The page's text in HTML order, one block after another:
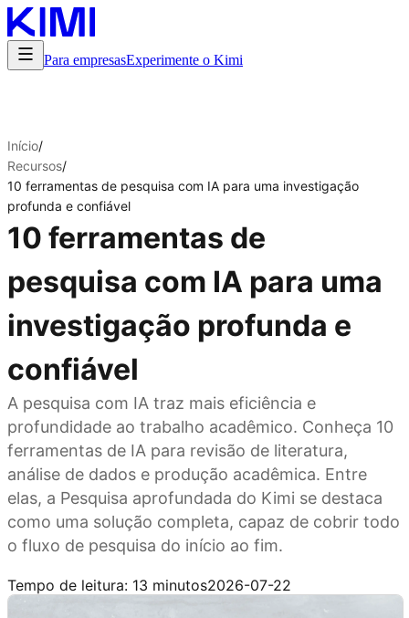
Para empresasExperimente o Kimi
Início/
Recursos/
10 ferramentas de pesquisa com IA para uma investigação
profunda e confiável
10 ferramentas de
pesquisa com IA para uma
investigação profunda e
confiável
A pesquisa com IA traz mais eficiência e
profundidade ao trabalho acadêmico. Conheça 10
ferramentas de IA para revisão de literatura,
análise de dados e produção acadêmica. Entre
elas, a Pesquisa aprofundada do Kimi se destaca
como uma solução completa, capaz de cobrir todo
o fluxo de pesquisa do início ao fim.
Tempo de leitura: 13 minutos2026-07-22